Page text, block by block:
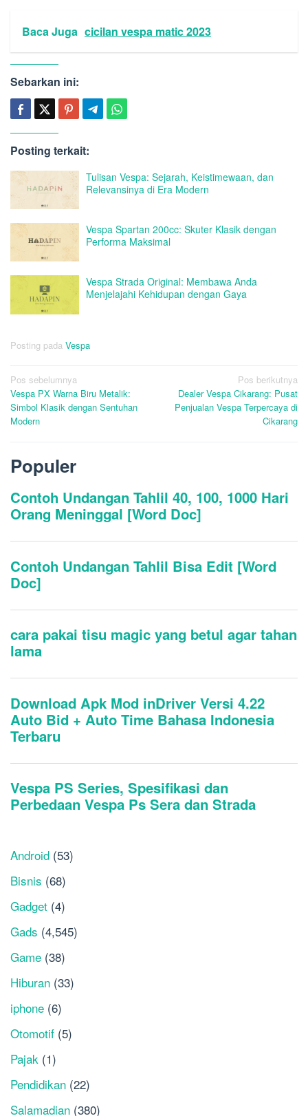
Baca Juga cicilan vespa matic 2023
Sebarkan ini:
Posting terkait:
Tulisan Vespa: Sejarah, Keistimewaan, dan
Relevansinya di Era Modern
Vespa Spartan 200cc: Skuter Klasik dengan
Performa Maksimal
Vespa Strada Original: Membawa Anda
Menjelajahi Kehidupan dengan Gaya
Posting pada Vespa
Navigasi
pos
Pos sebelumnya
Vespa PX Warna Biru Metalik:
Simbol Klasik dengan Sentuhan
Modern
Pos berikutnya
Dealer Vespa Cikarang: Pusat
Penjualan Vespa Terpercaya di
Cikarang
Populer
Android (53)
Bisnis (68)
Gadget (4)
Gads (4,545)
Game (38)
Hiburan (33)
iphone (6)
Otomotif (5)
Pajak (1)
Pendidikan (22)
Salamadian (380)